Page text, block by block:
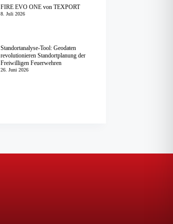
FIRE EVO ONE von TEXPORT
8. Juli 2026
Standortanalyse-Tool: Geodaten
revolutionieren Standortplanung der
Freiwilligen Feuerwehren
26. Juni 2026